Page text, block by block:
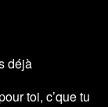
déjà
toi, c’que tu